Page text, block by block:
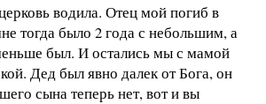
водила. Отец мой погиб в
тогда было 2 года с небольшим, а
был. И остались мы с мамой
Дед был явно далек от Бога, он
сына теперь нет, вот и вы